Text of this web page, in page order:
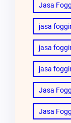
Jasa
jasa
jasa
jasa
Jasa
Jasa